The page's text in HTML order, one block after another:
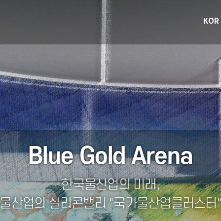
KOR
Blue Gold Arena
한국물산업의 미래,
물산업의 실리콘밸리 "국가물산업클러스터"
Blue Gold Arena
한국물산업의 미래,
물산업의 실리콘밸리 "국가물산업클러스터"
Blue Gold Arena
한국물산업의 미래,
물산업의 실리콘밸리 "국가물산업클러스터"
Blue Gold Arena
한국물산업의 미래,
물산업의 실리콘밸리 "국가물산업클러스터"
Blue Gold Arena
한국물산업의 미래,
물산업의 실리콘밸리 "국가물산업클러스터"